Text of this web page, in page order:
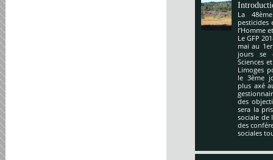
La
pesticides
l’Homme
Le GFP
mai au
jours se
Sciences
Limoges
le 3ème
plus axé
des
sera la
sociale de
des
sociales